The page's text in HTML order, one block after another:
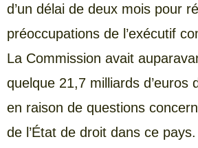
d’un délai de deux mois pour
préoccupations de l’exécutif
La Commission avait
quelque 21,7 milliards d’euros
en raison de questions
de l’État de droit dans ce pays.